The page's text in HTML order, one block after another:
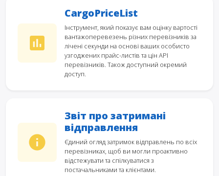
CargoPriceList
Інструмент, який показує вам оцінку вартості
вантажоперевезень різних перевізників за
лічені секунди на основі ваших особисто
узгоджених прайс-листів та цін API
перевізників. Також доступний окремий
доступ.
Звіт про затримані
відправлення
Єдиний огляд затримок відправлень по всіх
перевізниках, щоб ви могли проактивно
відстежувати та спілкуватися з
постачальниками та клієнтами.